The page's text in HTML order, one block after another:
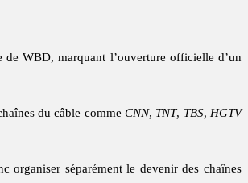
WBD, marquant l’ouverture officielle d’un
du câble comme CNN, TNT, TBS,HGTV
organiser séparément le devenir des chaînes